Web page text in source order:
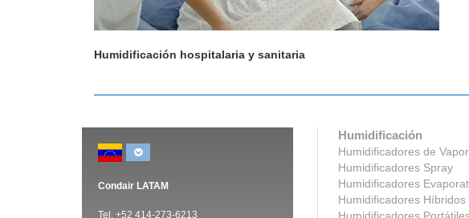
Humidificación hospitalaria y sanitaria
Condair LATAM
Tel. +52 414-273-6213
Humidificación
Humidificadores de Vapor
Humidificadores Spray
Humidificadores
Humidificadores Híbridos